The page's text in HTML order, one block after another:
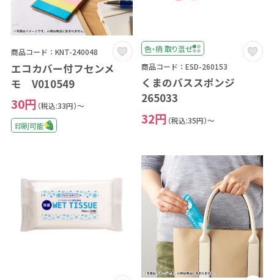
商品コード：KNT-240048
エコカバー付フセンメ
モ V010549
30円 （税込:33円）～
印刷可能
色・柄 取り混ぜ
商品コード：ESD-260153
くまのバススポンジ
265033
32円 （税込:35円）～